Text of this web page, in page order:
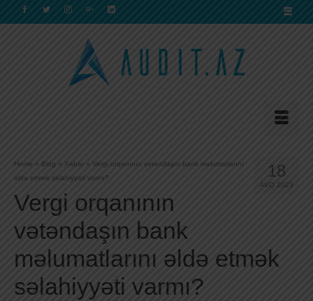
18
AVQ 2023
Home » Blog » Xəbər » Vergi orqanının vətəndaşın bank məlumatlarını
əldə etmək səlahiyyəti varmı?
Vergi orqanının
vətəndaşın bank
məlumatlarını əldə etmək
səlahiyyəti varmı?